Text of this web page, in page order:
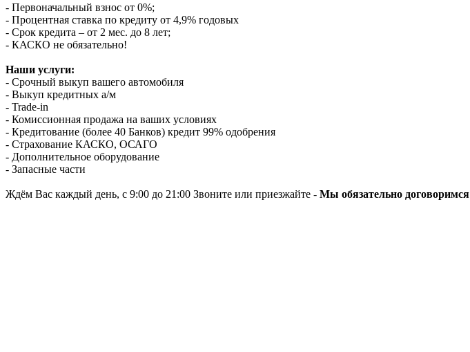
- Первоначальный взнос от 0%;
- Процентная ставка по кредиту от 4,9% годовых
- Срок кредита – от 2 мес. до 8 лет;
- КАСКО не обязательно!
Наши услуги:
- Срочный выкуп вашего автомобиля
- Выкуп кредитных а/м
- Trade-in
- Комиссионная продажа на ваших условиях
- Кредитование (более 40 Банков) кредит 99% одобрения
- Страхование КАСКО, ОСАГО
- Дополнительное оборудование
- Запасные части
Ждём Вас каждый день, с 9:00 до 21:00 Звоните или приезжайте - Мы обязательно договоримся